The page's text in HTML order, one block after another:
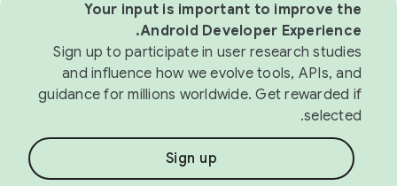
Your input is important to improve the
Android Developer Experience.
Sign up to participate in user research studies
and influence how we evolve tools, APIs, and
guidance for millions worldwide. Get rewarded if
selected.
Sign up